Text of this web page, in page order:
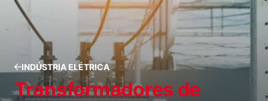
INDÚSTRIA ELÉTRICA
Transformadores de